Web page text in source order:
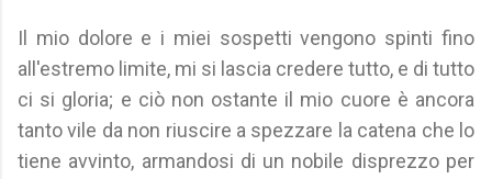
Il mio dolore e i miei sospetti vengono spinti fino
all'estremo limite, mi si lascia credere tutto, e di tutto
ci si gloria; e ciò non ostante il mio cuore è ancora
tanto vile da non riuscire a spezzare la catena che lo
tiene avvinto, armandosi di un nobile disprezzo per